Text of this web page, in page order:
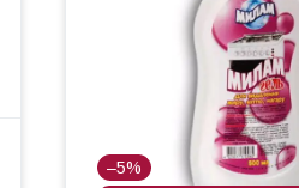
–5%